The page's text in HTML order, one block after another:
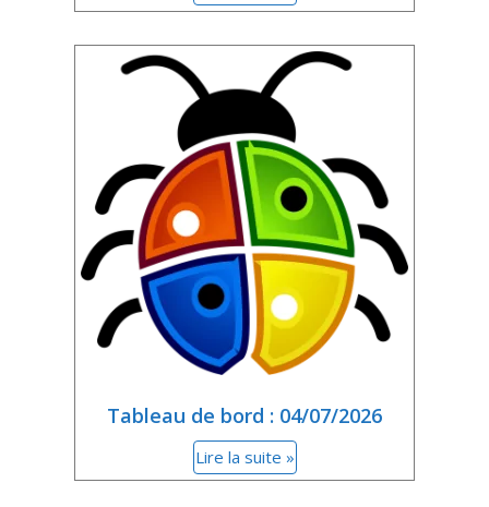
Tableau de bord : 04/07/2026
Lire la suite »